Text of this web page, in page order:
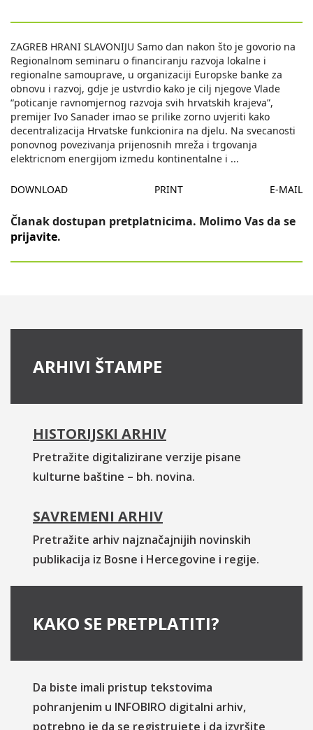
ZAGREB HRANI SLAVONIJU Samo dan nakon što je govorio na
Regionalnom seminaru o financiranju razvoja lokalne i
regionalne samouprave, u organizaciji Europske banke za
obnovu i razvoj, gdje je ustvrdio kako je cilj njegove Vlade
“poticanje ravnomjernog razvoja svih hrvatskih krajeva”,
premijer Ivo Sanader imao se prilike zorno uvjeriti kako
decentralizacija Hrvatske funkcionira na djelu. Na svecanosti
ponovnog povezivanja prijenosnih mreža i trgovanja
elektricnom energijom izmedu kontinentalne i ...
DOWNLOAD PRINT E-MAIL
Članak dostupan pretplatnicima. Molimo Vas da se
prijavite.
ARHIVI ŠTAMPE
HISTORIJSKI ARHIV
Pretražite digitalizirane verzije pisane
kulturne baštine – bh. novina.
SAVREMENI ARHIV
Pretražite arhiv najznačajnijih novinskih
publikacija iz Bosne i Hercegovine i regije.
KAKO SE PRETPLATITI?
Da biste imali pristup tekstovima
pohranjenim u INFOBIRO digitalni arhiv,
potrebno je da se registrujete i da izvršite